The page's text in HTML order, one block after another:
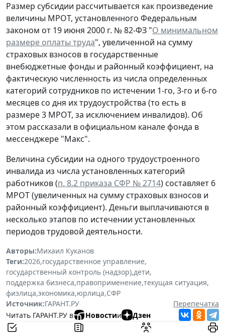
Размер субсидии рассчитывается как произведение
величины МРОТ, установленного Федеральным
законом от 19 июня 2000 г. № 82-ФЗ "О минимальном
размере оплаты труда", увеличенной на сумму
страховых взносов в государственные
внебюджетные фонды и районный коэффициент, на
фактическую численность из числа определенных
категорий сотрудников по истечении 1-го, 3-го и 6-го
месяцев со дня их трудоустройства (то есть в
размере 3 МРОТ, за исключением инвалидов). Об
этом рассказали в официальном канале фонда в
мессенджере "Макс".
Величина субсидии на одного трудоустроенного
инвалида из числа установленных категорий
работников (п. 8.2 приказа СФР № 2714) составляет 6
МРОТ (увеличенных на сумму страховых взносов и
районный коэффициент). Деньги выплачиваются в
несколько этапов по истечении установленных
периодов трудовой деятельности.
Авторы:Михаил Куканов
Теги:2026,государственное управление,
государственный контроль (надзор),дети,
поддержка бизнеса,правоприменение,текущая ситуация,
физлица,экономика,юрлица,СФР
Источник:ГАРАНТ.РУ
Перепечатка
Читать ГАРАНТ.РУ в
Новостии Дзен